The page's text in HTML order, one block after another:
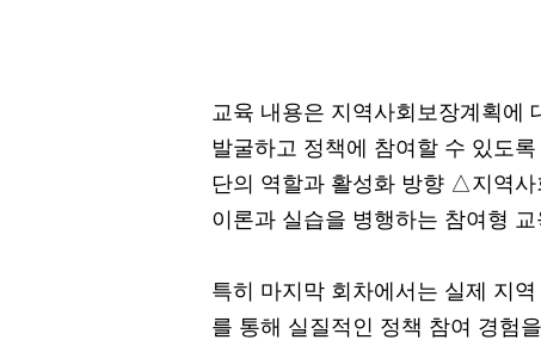
교육 내용은 지역사회보장계획에
발굴하고 정책에 참여할 수 있도
단의 역할과 활성화 방향 △지역
이론과 실습을 병행하는 참여형
특히 마지막 회차에서는 실제 지
를 통해 실질적인 정책 참여 경험